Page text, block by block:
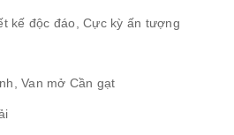
kế độc đáo, Cực kỳ ấn tượng
Van mở Cần gạt